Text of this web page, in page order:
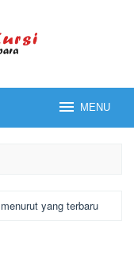
MENU